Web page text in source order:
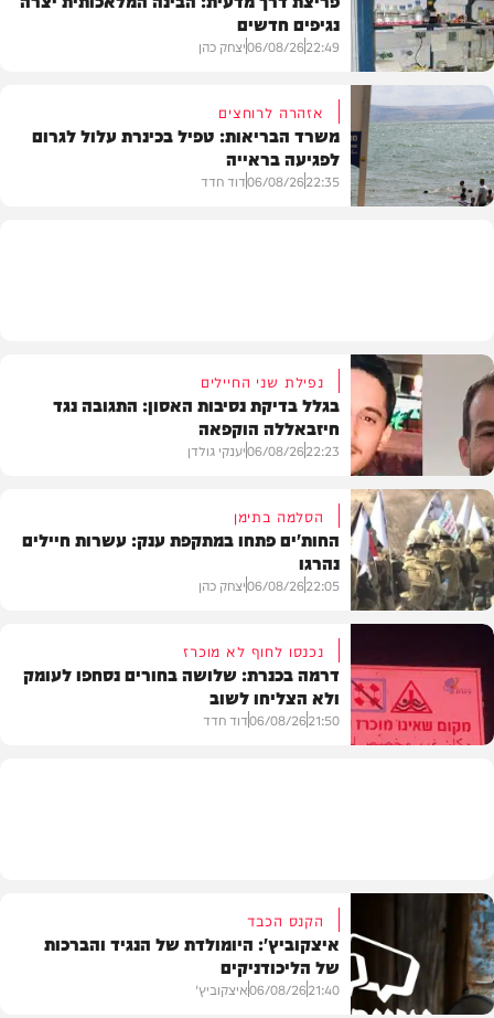
פוליטי
בריאות
נגיפים חדשים
22:49
06/08/26יצחק כהן
אזהרה לרוחצים
משרד הבריאות: טפיל בכינרת עלול לגרום
לפגיעה בראייה
22:35
06/08/26דוד חדד
צבא וביטחון
נפילת שני החיילים
בגלל בדיקת נסיבות האסון: התגובה נגד
חיזבאללה הוקפאה
22:23
06/08/26יענקי גולדן
בעולם
הסלמה בתימן
החות'ים פתחו במתקפת ענק: עשרות חיילים
נהרגו
22:05
06/08/26יצחק כהן
נכנסו לחוף לא מוכרז
דרמה בכנרת: שלושה בחורים נסחפו לעומק
ולא הצליחו לשוב
21:50
06/08/26דוד חדד
הקנס הכבד
איצקוביץ': היומולדת של הנגיד והברכות
של הליכודניקים
21:40
06/08/26איצקוביץ'